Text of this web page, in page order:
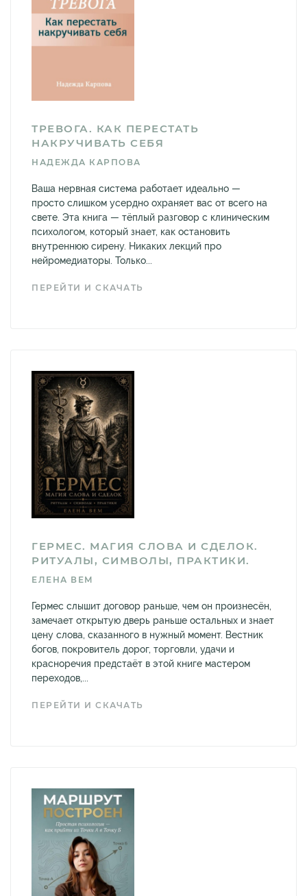
ТРЕВОГА. КАК ПЕРЕСТАТЬ
НАКРУЧИВАТЬ СЕБЯ
НАДЕЖДА КАРПОВА
Ваша нервная система работает идеально —
просто слишком усердно охраняет вас от всего на
свете. Эта книга — тёплый разговор с клиническим
психологом, который знает, как остановить
внутреннюю сирену. Никаких лекций про
нейромедиаторы. Только...
ПЕРЕЙТИ И СКАЧАТЬ
ГЕРМЕС. МАГИЯ СЛОВА И СДЕЛОК.
РИТУАЛЫ, СИМВОЛЫ, ПРАКТИКИ.
ЕЛЕНА ВЕМ
Гермес слышит договор раньше, чем он произнесён,
замечает открытую дверь раньше остальных и знает
цену слова, сказанного в нужный момент. Вестник
богов, покровитель дорог, торговли, удачи и
красноречия предстаёт в этой книге мастером
переходов,...
ПЕРЕЙТИ И СКАЧАТЬ